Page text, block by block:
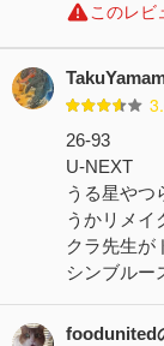
このレビ
26-93
U-NEXT
うる星やつ
うかリメイ
クラ先生が
シンブルー
foodunited